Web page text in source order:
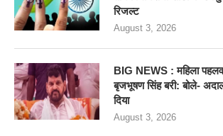
रिजल्ट
August 3, 2026
BIG NEWS : महिला
बृजभूषण सिंह बरी: बोले-
दिया
August 3, 2026